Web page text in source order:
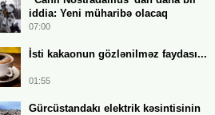
iddia: Yeni müharibə olacaq
07:00
İsti kakaonun gözlənilməz faydası...
01:55
Gürcüstandakı elektrik kəsintisinin